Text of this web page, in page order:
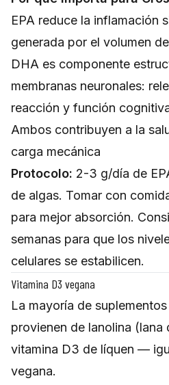
EPA reduce la inflamación
generada por el volumen
DHA es componente
membranas neuronales:
reacción y función
Ambos contribuyen a la
carga mecánica
Protocolo: 2-3 g/día de
de algas. Tomar con
para mejor absorción.
semanas para que los
celulares se estabilicen.
Vitamina D3 vegana
La mayoría de
provienen de lanolina (lana
vitamina D3 de líquen —
vegana.